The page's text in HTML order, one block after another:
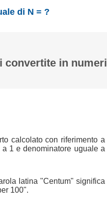
di N = ?
convertite in numeri
calcolato con riferimento a
1 e denominatore uguale a
latina "Centum" significa
100".